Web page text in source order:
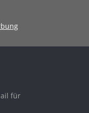
für